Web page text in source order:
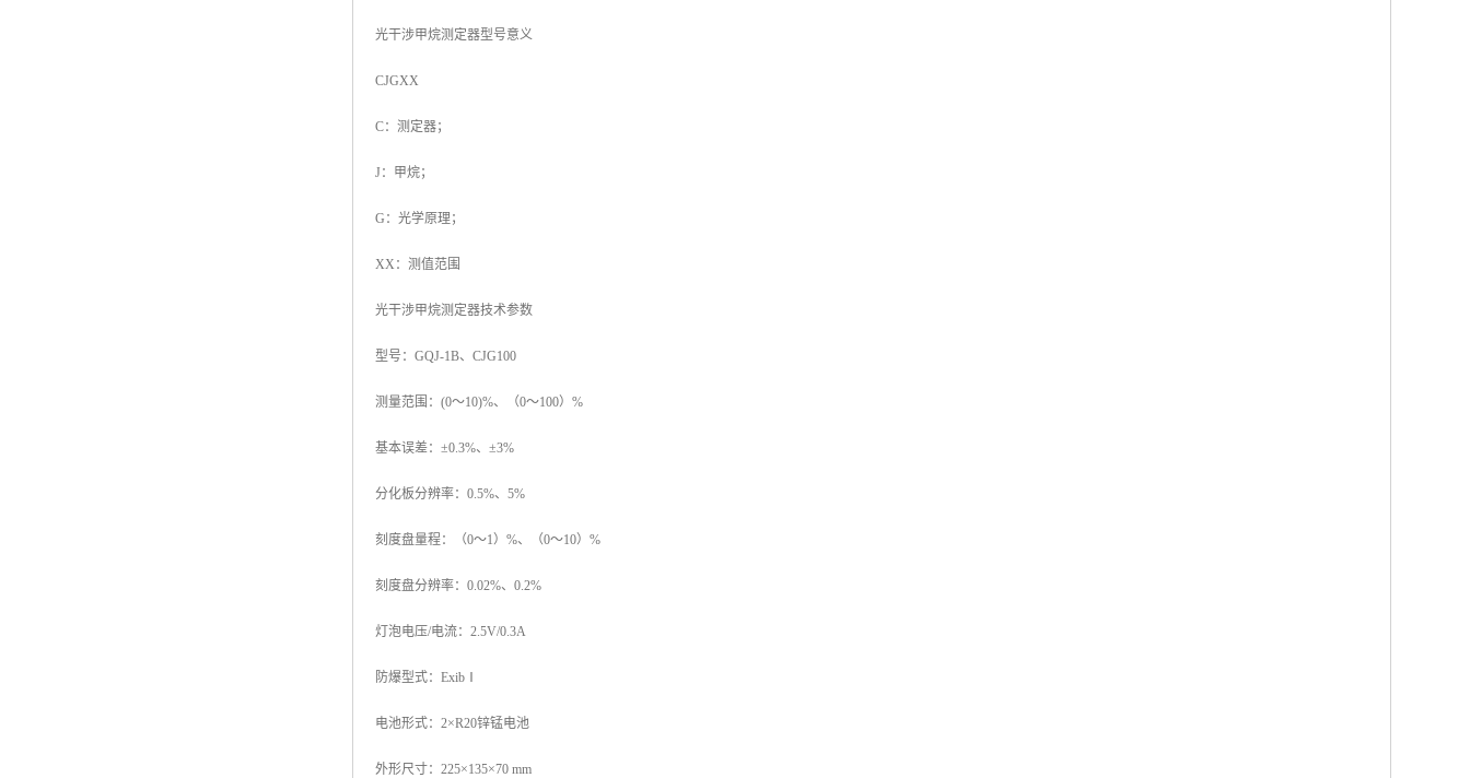
光干涉甲烷测定器型号意义
CJGXX
C：测定器；
J：甲烷；
G：光学原理；
XX：测值范围
光干涉甲烷测定器技术参数
型号：GQJ-1B、CJG100
测量范围：(0～10)%、（0～100）%
基本误差：±0.3%、±3%
分化板分辨率：0.5%、5%
刻度盘量程：（0～1）%、（0～10）%
刻度盘分辨率：0.02%、0.2%
灯泡电压/电流：2.5V/0.3A
防爆型式：ExibⅠ
电池形式：2×R20锌锰电池
外形尺寸：225×135×70 mm